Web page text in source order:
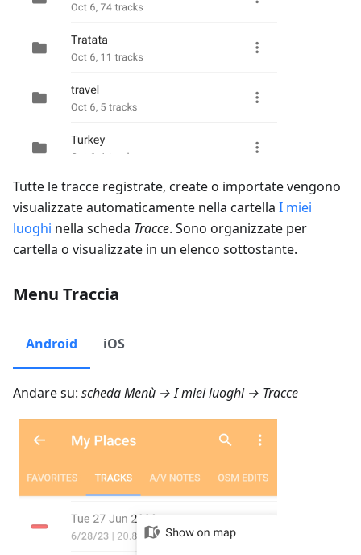
Tutte le tracce registrate, create o importate vengono
visualizzate automaticamente nella cartella I miei
luoghi nella scheda Tracce. Sono organizzate per
cartella o visualizzate in un elenco sottostante.
Menu Traccia
Android iOS
Andare su: schedaMenù → I miei luoghi → Tracce